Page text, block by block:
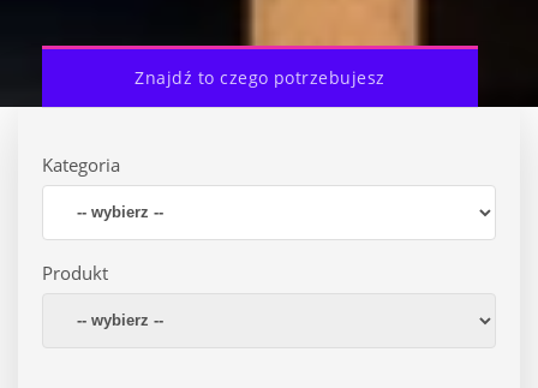
Znajdź to czego potrzebujesz
Kategoria
Produkt